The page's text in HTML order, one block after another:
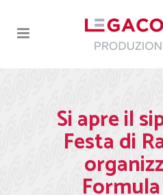
Si apre il
Festa di